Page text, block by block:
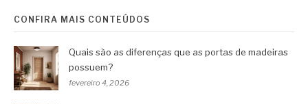
CONFIRA MAIS CONTEÚDOS
Quais são as diferenças que as portas de madeiras
possuem?
fevereiro 4, 2026